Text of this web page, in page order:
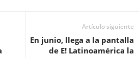
Artículo siguiente
En junio, llega a la pantalla
de E! Latinoamérica la